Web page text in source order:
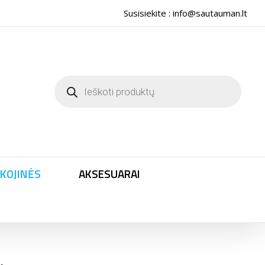
Susisiekite : info@sautauman.lt
search
KOJINĖS
AKSESUARAI